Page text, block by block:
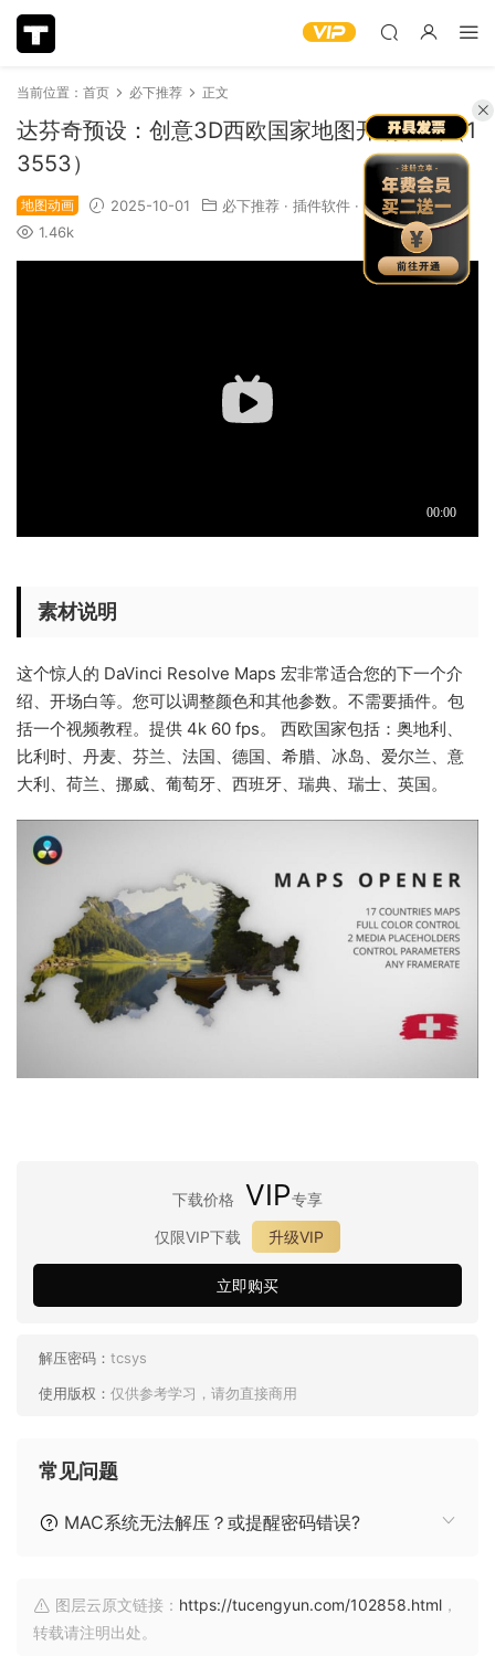
当前位置： 首页 必下推荐 正文
达芬奇预设：创意3D西欧国家地图开场动画（1
3553）
地图动画 2025-10-01 必下推荐 · 插件软件 · 视频模板
1.46k
素材说明
这个惊人的 DaVinci Resolve Maps 宏非常适合您的下一个介
绍、开场白等。您可以调整颜色和其他参数。不需要插件。包
括一个视频教程。提供 4k 60 fps。 西欧国家包括：奥地利、
比利时、丹麦、芬兰、法国、德国、希腊、冰岛、爱尔兰、意
大利、荷兰、挪威、葡萄牙、西班牙、瑞典、瑞士、英国。
下载价格 VIP专享
仅限VIP下载
升级VIP
立即购买
解压密码： tcsys
使用版权： 仅供参考学习，请勿直接商用
常见问题
MAC系统无法解压？或提醒密码错误?
图层云原文链接： https://tucengyun.com/102858.html ，
转载请注明出处。